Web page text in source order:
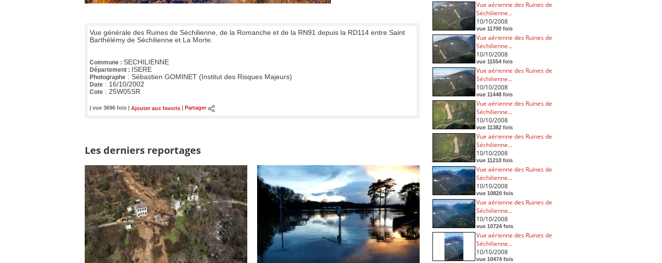
Vue générale des Ruines de Séchilienne, de la Romanche et de la RN91 depuis la RD114 entre Saint
Barthélémy de Séchilienne et La Morte.
Commune : SECHILIENNE
Département : ISERE
Photographe : Sébastien GOMINET (Institut des Risques Majeurs)
Date : 16/10/2002
Cote : 25W05SR
| vue 3696 fois | Ajouter aux favoris Partager
Les derniers reportages
Vue aérienne des Ruines de
Séchilienne...
10/10/2008
vue 11700 fois
Vue aérienne des Ruines de
Séchilienne...
10/10/2008
vue 11554 fois
Vue aérienne des Ruines de
Séchilienne...
10/10/2008
vue 11448 fois
Vue aérienne des Ruines de
Séchilienne...
10/10/2008
vue 11382 fois
Vue aérienne des Ruines de
Séchilienne...
10/10/2008
vue 11210 fois
Vue aérienne des Ruines de
Séchilienne...
10/10/2008
vue 10820 fois
Vue aérienne des Ruines de
Séchilienne...
10/10/2008
vue 10724 fois
Vue aérienne des Ruines de
Séchilienne...
10/10/2008
vue 10474 fois